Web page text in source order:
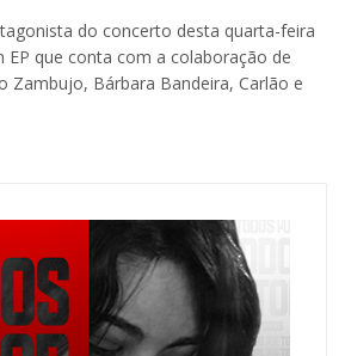
do concerto desta quarta-feira
EP que conta com a colaboração de
Zambujo, Bárbara Bandeira, Carlão e